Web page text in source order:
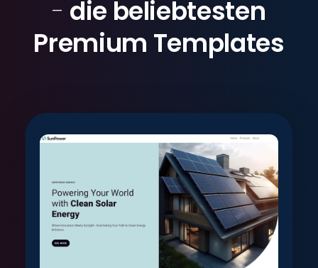
- die beliebtesten
Premium Templates